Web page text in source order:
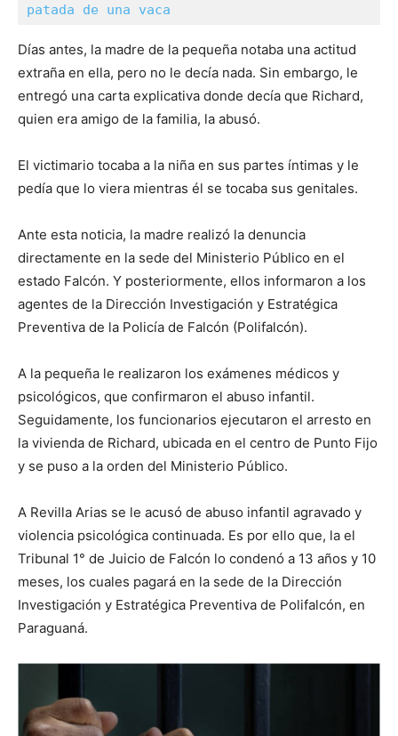
patada de una vaca
Días antes, la madre de la pequeña notaba una actitud
extraña en ella, pero no le decía nada. Sin embargo, le
entregó una carta explicativa donde decía que Richard,
quien era amigo de la familia, la abusó.
El victimario tocaba a la niña en sus partes íntimas y le
pedía que lo viera mientras él se tocaba sus genitales.
Ante esta noticia, la madre realizó la denuncia
directamente en la sede del Ministerio Público en el
estado Falcón. Y posteriormente, ellos informaron a los
agentes de la Dirección Investigación y Estratégica
Preventiva de la Policía de Falcón (Polifalcón).
A la pequeña le realizaron los exámenes médicos y
psicológicos, que confirmaron el abuso infantil.
Seguidamente, los funcionarios ejecutaron el arresto en
la vivienda de Richard, ubicada en el centro de Punto Fijo
y se puso a la orden del Ministerio Público.
A Revilla Arias se le acusó de abuso infantil agravado y
violencia psicológica continuada. Es por ello que, la el
Tribunal 1° de Juicio de Falcón lo condenó a 13 años y 10
meses, los cuales pagará en la sede de la Dirección
Investigación y Estratégica Preventiva de Polifalcón, en
Paraguaná.